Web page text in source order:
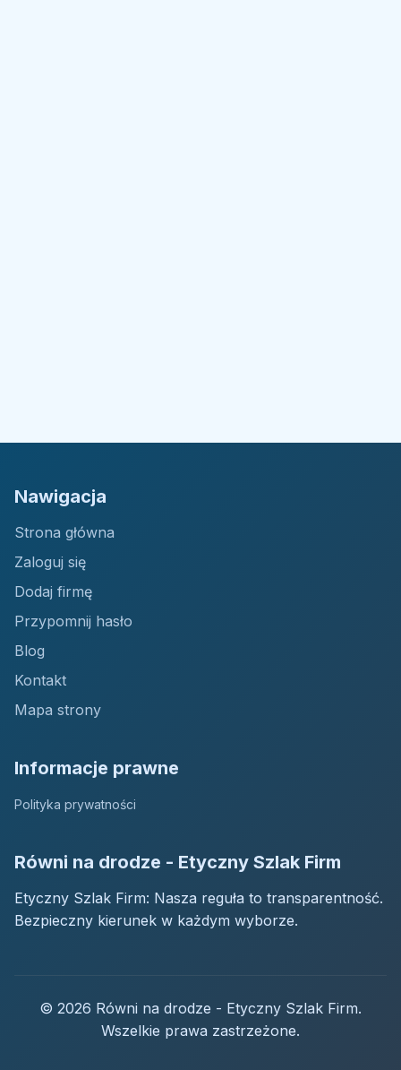
Nawigacja
Strona główna
Zaloguj się
Dodaj firmę
Przypomnij hasło
Blog
Kontakt
Mapa strony
Informacje prawne
Polityka prywatności
Równi na drodze - Etyczny Szlak Firm
Etyczny Szlak Firm: Nasza reguła to transparentność.
Bezpieczny kierunek w każdym wyborze.
© 2026 Równi na drodze - Etyczny Szlak Firm.
Wszelkie prawa zastrzeżone.